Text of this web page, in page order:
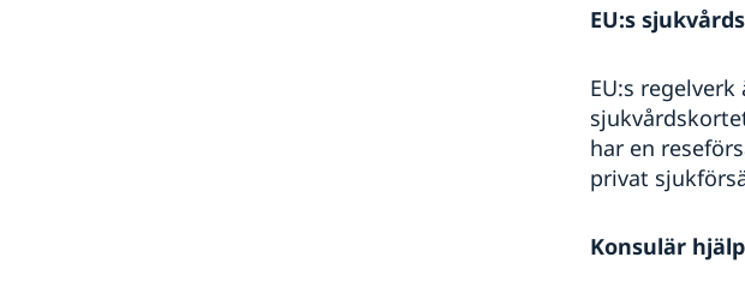
EU:s
EU:s
har en
privat
Konsulär hjälp